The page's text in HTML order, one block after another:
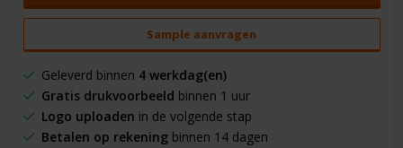
Sample aanvragen
Geleverd binnen 4 werkdag(en)
Gratis drukvoorbeeld binnen 1 uur
Logo uploaden in de volgende stap
Betalen op rekeningbinnen 14 dagen